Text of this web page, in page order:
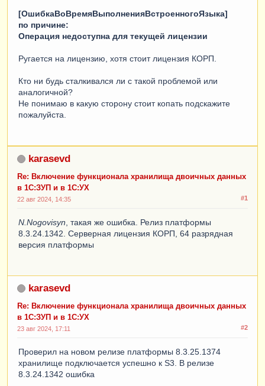
[ОшибкаВоВремяВыполненияВстроенногоЯзыка]
по причине:
Операция недоступна для текущей лицензии
Ругается на лицензию, хотя стоит лицензия КОРП.
Кто ни будь сталкивался ли с такой проблемой или
аналогичной?
Не понимаю в какую сторону стоит копать подскажите
пожалуйста.
karasevd
Re: Включение функционала хранилища двоичных данных
в 1С:ЗУП и в 1С:УХ
#1
22 авг 2024, 14:35
N.Nogovisyn , такая же ошибка. Релиз платформы
8.3.24.1342. Серверная лицензия КОРП, 64 разрядная
версия платформы
karasevd
Re: Включение функционала хранилища двоичных данных
в 1С:ЗУП и в 1С:УХ
#2
23 авг 2024, 17:11
Проверил на новом релизе платформы 8.3.25.1374
хранилище подключается успешно к S3. В релизе
8.3.24.1342 ошибка